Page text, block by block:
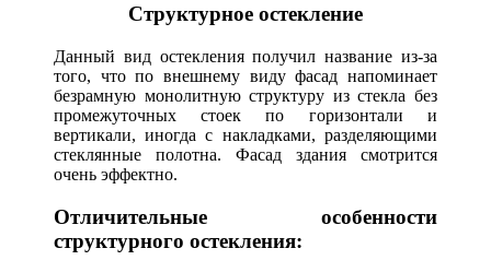
Структурное остекление
Данный вид остекления получил название из-за
того, что по внешнему виду фасад напоминает
безрамную монолитную структуру из стекла без
промежуточных стоек по горизонтали и
вертикали, иногда с накладками, разделяющими
стеклянные полотна. Фасад здания смотрится
очень эффектно.
Отличительные особенности
структурного остекления: